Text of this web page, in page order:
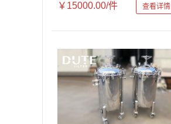
￥15000.00/件 查看详情